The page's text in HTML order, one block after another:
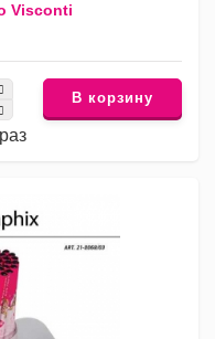
Visconti
В корзину